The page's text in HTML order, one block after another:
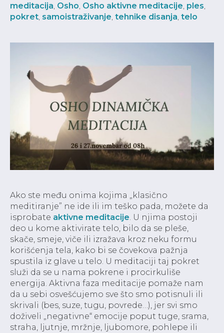
meditacija, Osho, Osho aktivne meditacije, ples,
pokret, samoistraživanje, tehnike disanja, telo
Ako ste među onima kojima „klasično
meditiranje” ne ide ili im teško pada, možete da
isprobate aktivne meditacije. U njima postoji
deo u kome aktivirate telo, bilo da se pleše,
skače, smeje, viče ili izražava kroz neku formu
korišćenja tela, kako bi se čovekova pažnja
spustila iz glave u telo. U meditaciji taj pokret
služi da se u nama pokrene i procirkuliše
energija. Aktivna faza meditacije pomaže nam
da u sebi osvešćujemo sve što smo potisnuli ili
skrivali (bes, suze, tugu, povrede…), jer svi smo
doživeli „negativne“ emocije poput tuge, srama,
straha, ljutnje, mržnje, ljubomore, pohlepe ili